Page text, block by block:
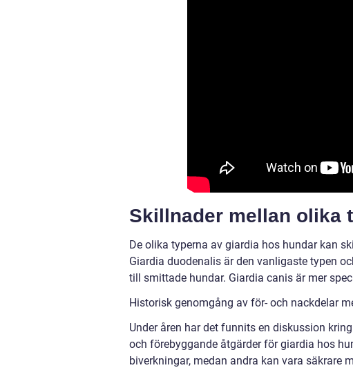
Skillnader mellan olika
De olika typerna av giardia hos hundar kan
Giardia duodenalis är den vanligaste typen
till smittade hundar. Giardia canis är mer
Historisk genomgång av för- och nackdelar
Under åren har det funnits en diskussion
och förebyggande åtgärder för giardia hos
biverkningar, medan andra kan vara säkrare